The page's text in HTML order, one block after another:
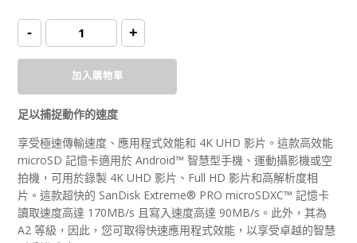
-
card
Extreme
(R:170/W:90)
w/SD
Adapter
量
+
加入購物車
足以捕捉動作的速度
享受極速傳輸速度、應用程式效能和 4K UHD 影片。這款高效能
microSD 記憶卡適用於 Android™ 智慧型手機、運動攝影機或空
拍機，可用於錄製 4K UHD 影片、Full HD 影片和高解析度相
片。這款超快的 SanDisk Extreme® PRO microSDXC™ 記憶卡
讀取速度高達 170MB/s 且寫入速度高達 90MB/s。此外，其為
A2 等級，因此，您可取得快速應用程式效能，以享受卓越的智慧